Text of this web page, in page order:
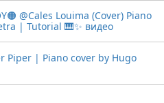
@Cales Louima (Cover) Piano
| Tutorial 🎹✨ видео
Piper | Piano cover by Hugo